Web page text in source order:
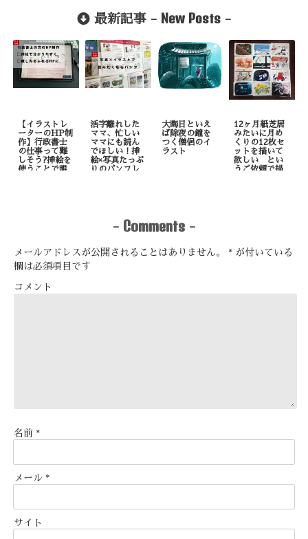
最新記事 - New Posts -
【イラストレ
ーターのHP制
作】行政書士
の仕事って難
しそう?挿絵を
使うことで誰
活字離れした
ママ、忙しい
ママにも読ん
でほしい！挿
絵×写真たっぷ
りのパンフレ
大晦日といえ
ば除夜の鐘を
つく僧侶のイ
ラスト
12ヶ月紙芝居
みたいに月め
くりの12枚セ
ットを描いて
欲しい とい
うご依頼で描
- Comments -
メールアドレスが公開されることはありません。 * が付いている
欄は必須項目です
コメント
名前 *
メール *
サイト